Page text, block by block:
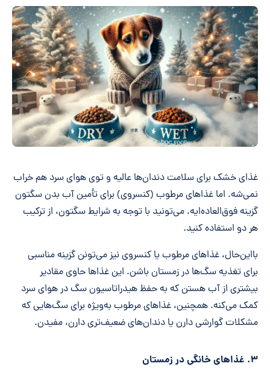
غذای خشک برای سلامت دندان‌ها عالیه و توی هوای سرد هم خراب
نمی‌شه. اما غذاهای مرطوب (کنسروی) برای تأمین آب بدن سگتون
گزینه فوق‌العاده‌ایه. می‌تونید با توجه به شرایط سگتون، از ترکیب
هر دو استفاده کنید.
بااین‌حال، غذاهای مرطوب یا کنسروی نیز می‌تونن گزینه مناسبی
برای تغذیه سگ‌ها در زمستان باشن. این غذاها حاوی مقادیر
بیشتری از آب هستن که به حفظ هیدراتاسیون سگ در هوای سرد
کمک می‌کنه. همچنین، غذاهای مرطوب به‌ویژه برای سگ‌هایی که
مشکلات گوارشی دارن یا دندان‌های ضعیف‌تری دارن، مفیدن.
۳. غذاهای خانگی در زمستان